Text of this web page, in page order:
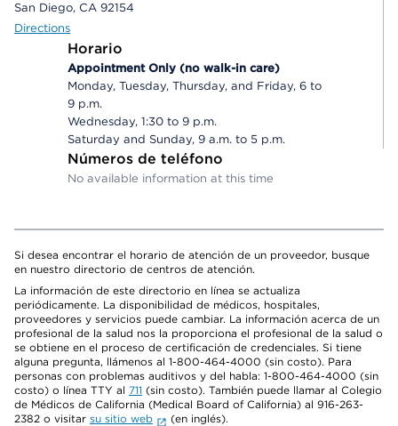
San Diego, CA 92154
Directions
Horario
Appointment Only (no walk-in care)
Monday, Tuesday, Thursday, and Friday, 6 to
9 p.m.
Wednesday, 1:30 to 9 p.m.
Saturday and Sunday, 9 a.m. to 5 p.m.
Números de teléfono
No available information at this time
Si desea encontrar el horario de atención de un proveedor, busque
en nuestro directorio de centros de atención.
La información de este directorio en línea se actualiza
periódicamente. La disponibilidad de médicos, hospitales,
proveedores y servicios puede cambiar. La información acerca de un
profesional de la salud nos la proporciona el profesional de la salud o
se obtiene en el proceso de certificación de credenciales. Si tiene
alguna pregunta, llámenos al 1-800-464-4000 (sin costo). Para
personas con problemas auditivos y del habla: 1-800-464-4000 (sin
costo) o línea TTY al 711 (sin costo). También puede llamar al Colegio
de Médicos de California (Medical Board of California) al 916-263-
2382 o visitar su sitio web
(en inglés).